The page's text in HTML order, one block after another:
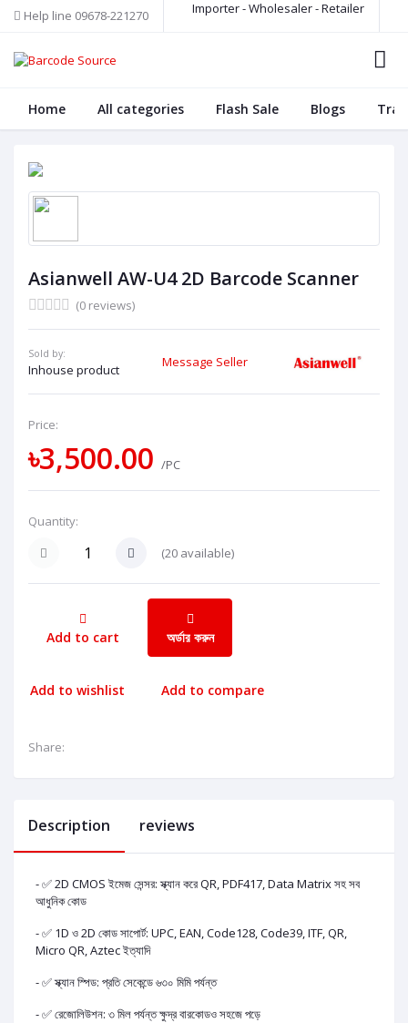
Help line 09678-221270 Importer - Wholesaler - Retailer
Home All categories Flash Sale Blogs
Asianwell AW-U4 2D Barcode Scanner
(0 reviews)
Sold by:
Inhouse product
Message Seller
Price:
৳3,500.00 /PC
Quantity:
(20 available)
Add to cart অর্ডার করুন
Add to wishlist Add to compare
Share:
Description reviews
- ✅ 2D CMOS ইমেজ সেন্সর: স্ক্যান করে QR, PDF417, Data Matrix সহ সব
আধুনিক কোড
- ✅ 1D ও 2D কোড সাপোর্ট: UPC, EAN, Code128, Code39, ITF, QR,
Micro QR, Aztec ইত্যাদি
- ✅ স্ক্যান স্পিড: প্রতি সেকেন্ডে ৬৩০ মিমি পর্যন্ত
- ✅ রেজোলিউশন: ৩ মিল পর্যন্ত ক্ষুদ্র বারকোডও সহজে পড়ে